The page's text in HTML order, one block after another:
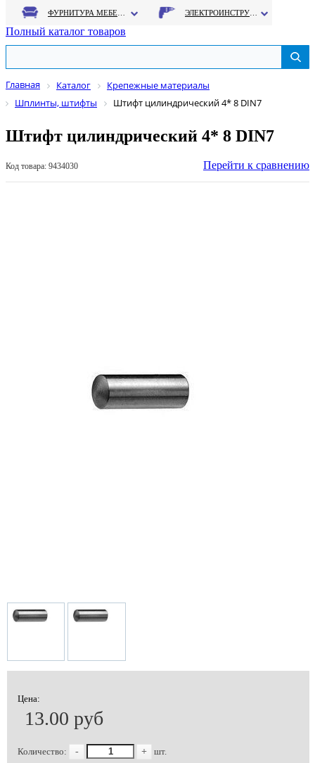
Полный каталог товаров
Главная Каталог
Крепежные материалы
Шплинты, штифты
Штифт цилиндрический 4* 8 DIN7
Штифт цилиндрический 4* 8 DIN7
Код товара: 9434030 Перейти к сравнению
Цена:
13.00 руб
Количество: - + шт.